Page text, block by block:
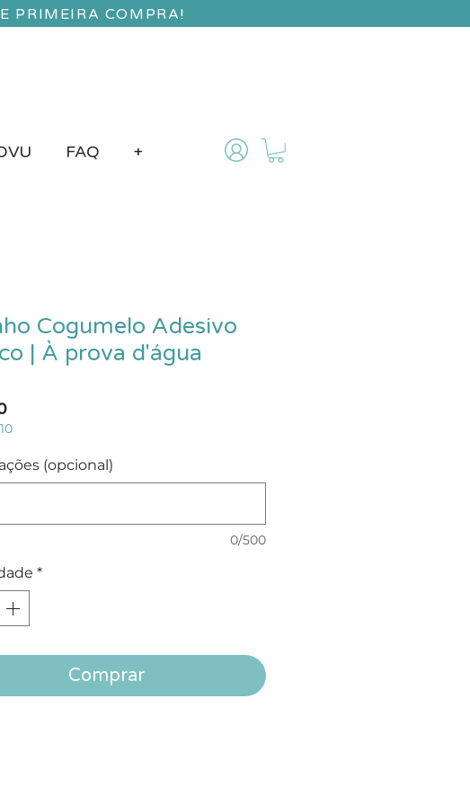
PRIMEIRA COMPRA!
FAQ +
Cogumelo Adesivo
| À prova d'água
Preço
(opcional)
0/500
*
Comprar